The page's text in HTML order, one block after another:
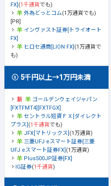
FX] (1千通貨でも)
外為どっとコム(1万通貨でも)
[PR]
インヴァスト証券[トライオート
FX]
ヒロセ通商[LION FX] (1万通貨で
も)
5千円以上→1万円未満
ゴールデンウェイジャパン
[FXTFMT4][FXTFGX]
セントラル短資ＦＸ[ダイレクト
プラス] (1千通貨でも)
JFX[マトリックス] (1万通貨)
三菱UFJ eスマート証券[三菱
UFJ eスマート証券FX] (1万通貨)
Plus500JP証券[FX]
IG証券(1千通貨)